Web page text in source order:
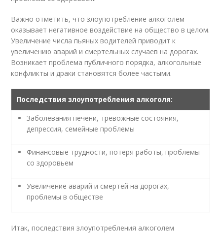
Важно отметить, что злоупотребление алкоголем
оказывает негативное воздействие на общество в целом.
Увеличение числа пьяных водителей приводит к
увеличению аварий и смертельных случаев на дорогах.
Возникает проблема публичного порядка, алкогольные
конфликты и драки становятся более частыми.
Последствия злоупотребления алкоголя:
Заболевания печени, тревожные состояния,
депрессия, семейные проблемы
Финансовые трудности, потеря работы, проблемы
со здоровьем
Увеличение аварий и смертей на дорогах,
проблемы в обществе
Итак, последствия злоупотребления алкоголем